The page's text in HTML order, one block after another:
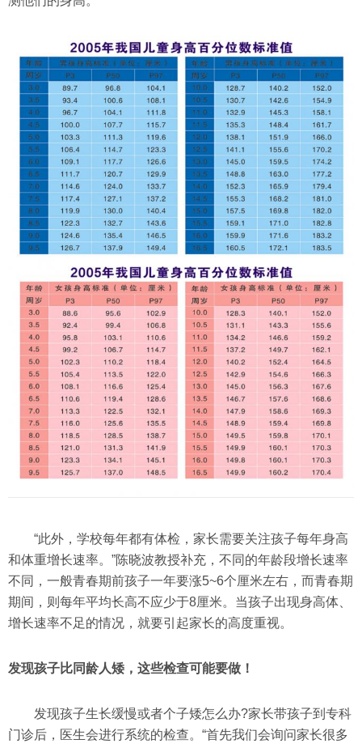
“此外，学校每年都有体检，家长需要关注孩子每年身高
和体重增长速率。”陈晓波教授补充，不同的年龄段增长速率
不同，一般青春期前孩子一年要涨5~6个厘米左右，而青春期
期间，则每年平均长高不应少于8厘米。当孩子出现身高体、
增长速率不足的情况，就要引起家长的高度重视。
发现孩子比同龄人矮，这些检查可能要做！
发现孩子生长缓慢或者个子矮怎么办?家长带孩子到专科
门诊后，医生会进行系统的检查。“首先我们会询问家长很多